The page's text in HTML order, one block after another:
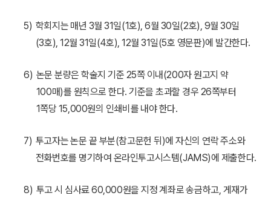
5) 학회지는 매년 3월 31일(1호), 6월 30일(2호), 9월 30일
(3호), 12월 31일(4호), 12월 31일(5호 영문판)에 발간한다.
6) 논문 분량은 학술지 기준 25쪽 이내(200자 원고지 약
100매)를 원칙으로 한다. 기준을 초과할 경우 26쪽부터
1쪽당 15,000원의 인쇄비를 내야 한다.
7) 투고자는 논문 끝 부분(참고문헌 뒤)에 자신의 연락 주소와
전화번호를 명기하여 온라인투고시스템(JAMS)에 제출한다.
8) 투고 시 심사료 60,000원을 지정 계좌로 송금하고, 게재가